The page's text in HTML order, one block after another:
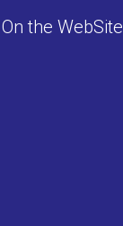
the WebSite